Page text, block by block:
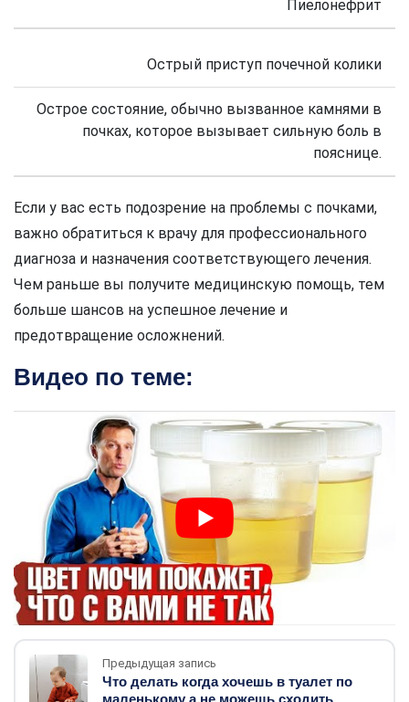
Пиелонефрит
Острый приступ почечной колики
Острое состояние, обычно вызванное камнями в
почках, которое вызывает сильную боль в
пояснице.
Если у вас есть подозрение на проблемы с почками,
важно обратиться к врачу для профессионального
диагноза и назначения соответствующего лечения.
Чем раньше вы получите медицинскую помощь, тем
больше шансов на успешное лечение и
предотвращение осложнений.
Видео по теме:
Предыдущая запись
Что делать когда хочешь в туалет по